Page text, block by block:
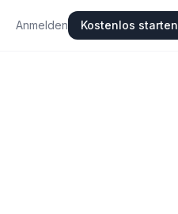
Anmelden Kostenlos starten